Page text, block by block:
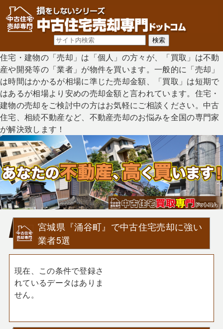
住宅・建物の「売却」は「個人」の方々が、「買取」は不動
産や開発等の「業者」が物件を買います。一般的に「売却」
は時間はかかるが相場に準じた売却金額、「買取」は短期で
はあるが相場より安めの売却金額と言われています。住宅・
建物の売却をご検討中の方はお気軽にご相談ください。中古
住宅、相続不動産など、不動産売却のお悩みを全国の専門家
が解決致します！
宮城県『涌谷町』で中古住宅売却に強い
業者5選
現在、この条件で登録さ
れているデータはありま
せん。